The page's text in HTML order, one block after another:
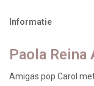
Informatie
Paola Reina
Amigas pop Carol